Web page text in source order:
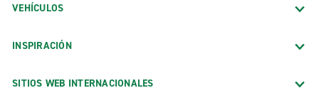
VEHÍCULOS
INSPIRACIÓN
SITIOS WEB INTERNACIONALES